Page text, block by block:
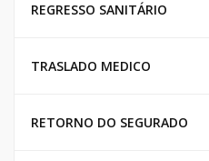
REGRESSO SANITÁRIO
TRASLADO MEDICO
RETORNO DO SEGURADO